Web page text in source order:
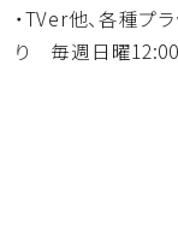
・TVer他、各種プ
り 毎週日曜